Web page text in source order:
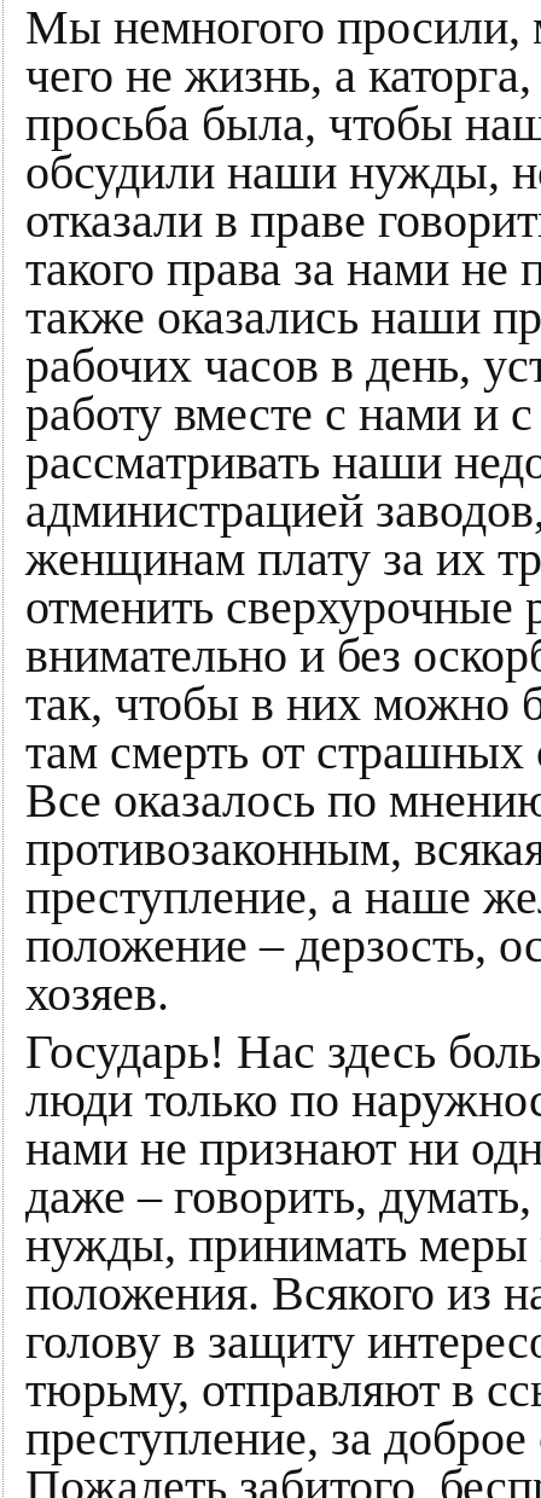
Мы немногого просили,
чего не жизнь, а
просьба была, чтобы
обсудили наши нужды,
отказали в праве
такого права за нами не
также оказались наши
рабочих часов в день,
работу вместе с нами и
рассматривать наши
администрацией
женщинам плату за их
отменить сверхурочные
внимательно и без
так, чтобы в них можно
там смерть от страшных
Все оказалось по
противозаконным,
преступление, а наше
положение – дерзость,
хозяев.
Государь! Нас здесь
люди только по
нами не признают ни
даже – говорить,
нужды, принимать
положения. Всякого из
голову в защиту
тюрьму, отправляют в
преступление, за
Пожалеть забитого,